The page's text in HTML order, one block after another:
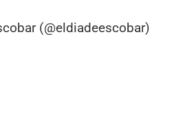
(@eldiadeescobar)